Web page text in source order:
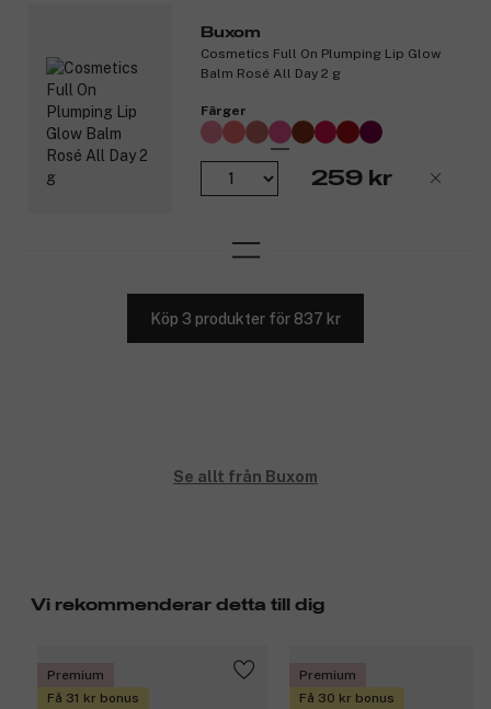
Buxom
Cosmetics Full On Plumping Lip Glow
Balm Rosé All Day 2 g
Färger
259 kr
Köp 3 produkter för 837 kr
Se allt från Buxom
Vi rekommenderar detta till dig
Premium
Få 31 kr bonus
Premium
Få 30 kr bonus